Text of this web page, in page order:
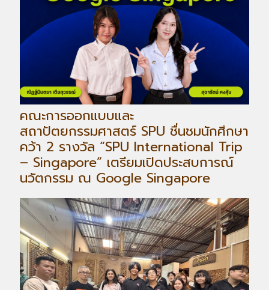
คณะการออกแบบและ
สถาปัตยกรรมศาสตร์ SPU ชื่นชมนักศึกษา
คว้า 2 รางวัล “SPU International Trip
– Singapore” เตรียมเปิดประสบการณ์
นวัตกรรม ณ Google Singapore